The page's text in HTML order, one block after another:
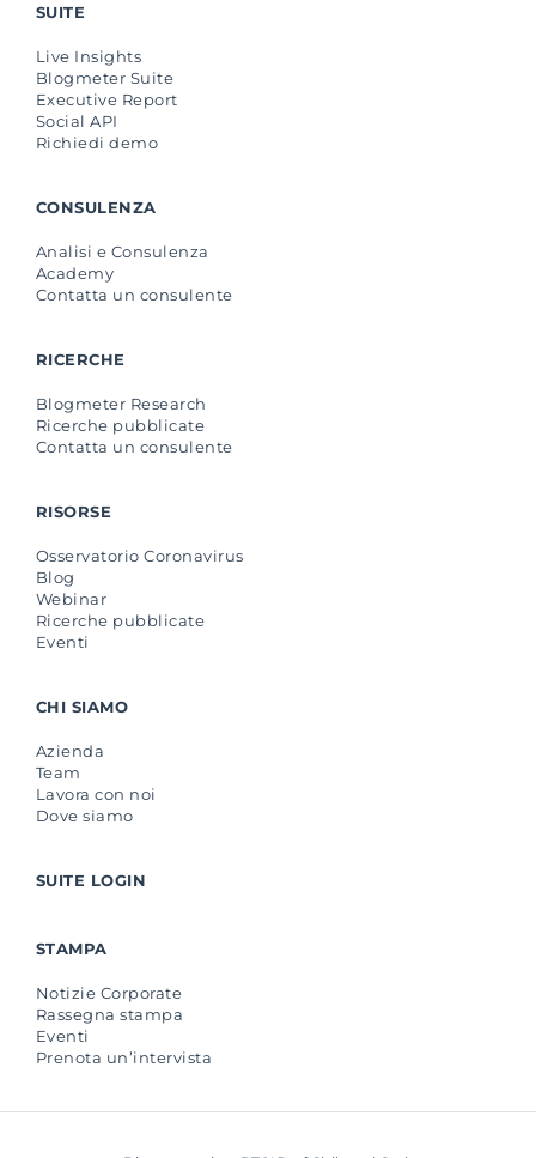
SUITE
Live Insights
Blogmeter Suite
Executive Report
Social API
Richiedi demo
CONSULENZA
Analisi e Consulenza
Academy
Contatta un consulente
RICERCHE
Blogmeter Research
Ricerche pubblicate
Contatta un consulente
RISORSE
Osservatorio Coronavirus
Blog
Webinar
Ricerche pubblicate
Eventi
CHI SIAMO
Azienda
Team
Lavora con noi
Dove siamo
SUITE LOGIN
STAMPA
Notizie Corporate
Rassegna stampa
Eventi
Prenota un’intervista